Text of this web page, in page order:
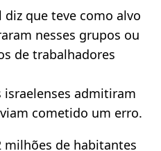
diz que teve como alvo
nesses grupos ou
de trabalhadores
admitiram
cometido um erro.
milhões de habitantes